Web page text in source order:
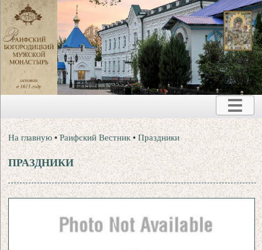
На главную •Раифский Вестник •Праздники
ПРАЗДНИКИ